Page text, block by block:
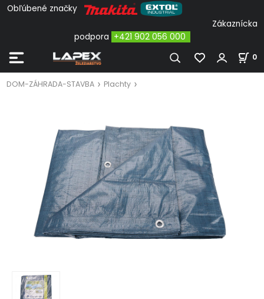
Obľúbené značky
Zákaznícka
podpora +421 902 056 000
0
DOM-ZÁHRADA-STAVBA Plachty